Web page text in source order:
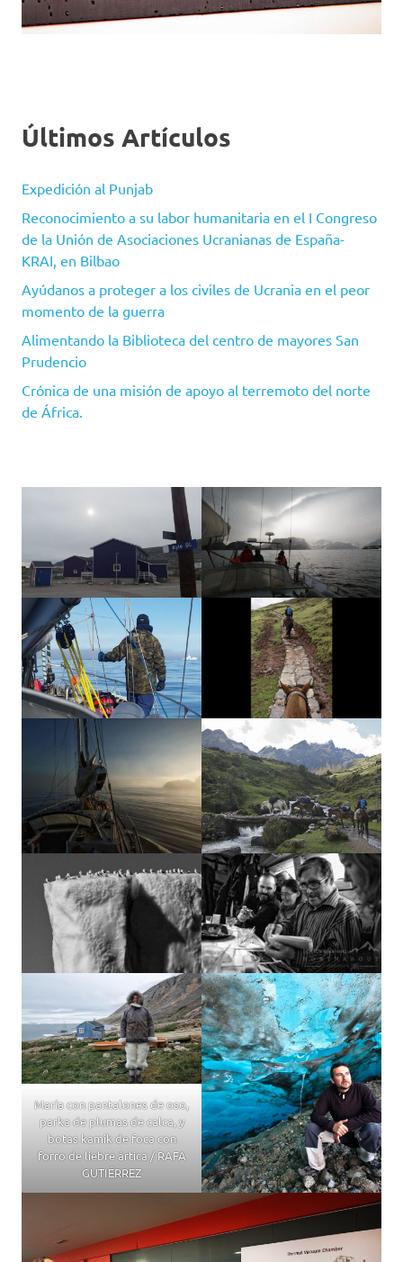
Últimos Artículos
Expedición al Punjab
Reconocimiento a su labor humanitaria en el I Congreso
de la Unión de Asociaciones Ucranianas de España-
KRAI, en Bilbao
Ayúdanos a proteger a los civiles de Ucrania en el peor
momento de la guerra
Alimentando la Biblioteca del centro de mayores San
Prudencio
Crónica de una misión de apoyo al terremoto del norte
de África.
María con pantalones de oso,
parka de plumas de calca, y
botas kamik de foca con
forro de liebre ártica / RAFA
GUTIÉRREZ